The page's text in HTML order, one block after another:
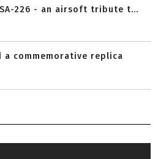
226 - an airsoft tribute t...
a commemorative replica